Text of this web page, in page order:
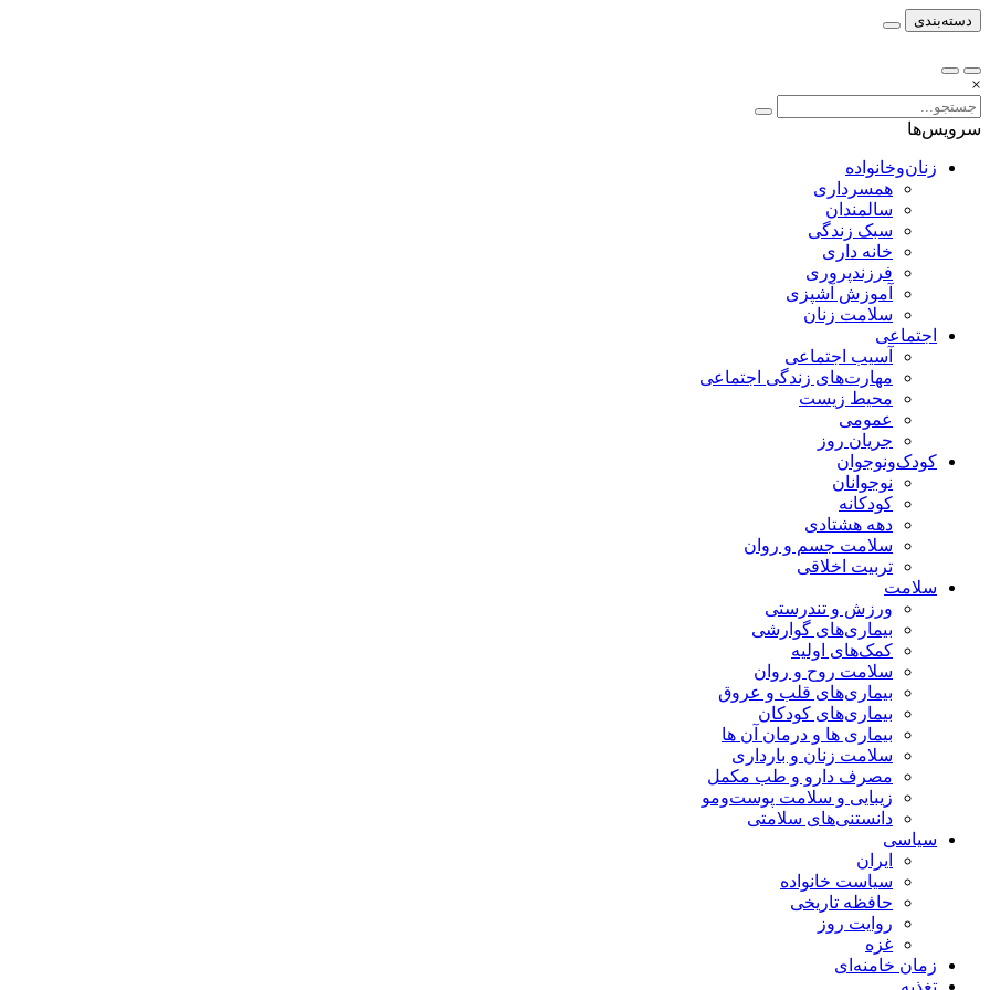
دسته‌بندی
×
سرویس‌ها
زنان‌وخانواده
همسرداری
سالمندان
سبک زندگی
خانه داری
فرزندپروری
آموزش آشپزی
سلامت زنان
اجتماعی
آسیب اجتماعی
مهارت‌های زندگی اجتماعی
محیط زیست
عمومی
جریان روز
کودک‌ونوجوان
نوجوانان
کودکانه
دهه هشتادی
سلامت جسم و روان
تربیت اخلاقی
سلامت
ورزش و تندرستی
بیماری‌های گوارشی
کمک‌های اولیه
سلامت روح و روان
بیماری‌های قلب و عروق
بیماری‌های کودکان
بیماری ها و درمان آن ها
سلامت زنان و بارداری
مصرف دارو و طب مکمل
زیبایی و سلامت پوست‌ومو
دانستنی‌های سلامتی
سیاسی
ایران
سیاست خانواده
حافظه تاریخی
روایت روز
غزه
زمان خامنه‌ای